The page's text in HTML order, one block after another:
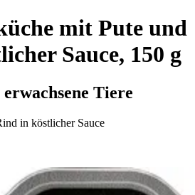
mit Pute und
Sauce, 150 g
Tiere
in köstlicher Sauce